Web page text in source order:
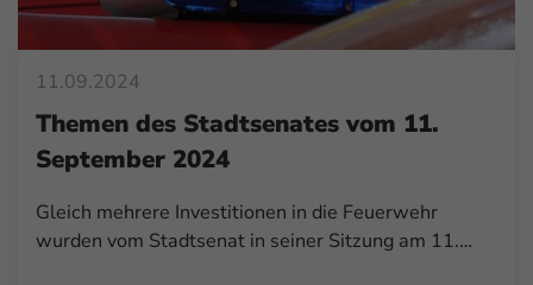
11.09.2024
Themen des Stadtsenates vom 11.
September 2024
Gleich mehrere Investitionen in die Feuerwehr
wurden vom Stadtsenat in seiner Sitzung am 11.…